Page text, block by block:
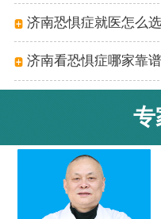
济南恐惧症就医怎么
济南看恐惧症哪家靠
专